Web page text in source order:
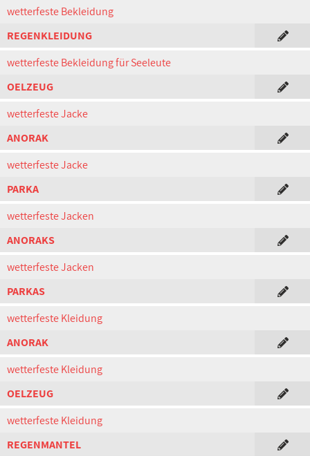
wetterfeste Bekleidung
REGENKLEIDUNG
wetterfeste Bekleidung für Seeleute
OELZEUG
wetterfeste Jacke
ANORAK
wetterfeste Jacke
PARKA
wetterfeste Jacken
ANORAKS
wetterfeste Jacken
PARKAS
wetterfeste Kleidung
ANORAK
wetterfeste Kleidung
OELZEUG
wetterfeste Kleidung
REGENMANTEL